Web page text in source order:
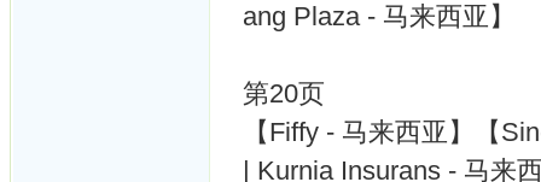
ang Plaza - 马来西亚】
第20页
【Fiffy - 马来西亚】【
| Kurnia Insurans - 马来